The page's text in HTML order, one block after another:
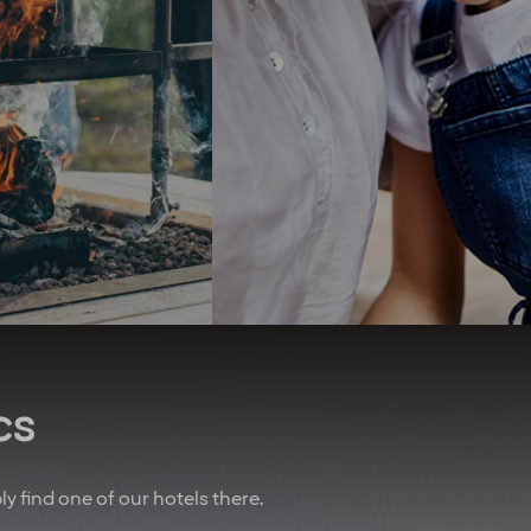
As part of
you get four
nights at our hotels
To remind you
important you are,
do our best to
an upgrade! And
that, we’ve also
with other
to give you sweet
air travel, charter
car rental and lots
for at least 20% of
working hours.
challenges, we support the
transition to clean energy,
and we recently opened the
first zero-energy hotel in the
Nordics. We seek to use
organic produce and have
championed the elimination
of unsustainable palm oil.
We promote equal rights
above all and are proud
sponsors of Pride.
Regardless of your ethnicity,
gender, religious beliefs,
find one of our hotels there.